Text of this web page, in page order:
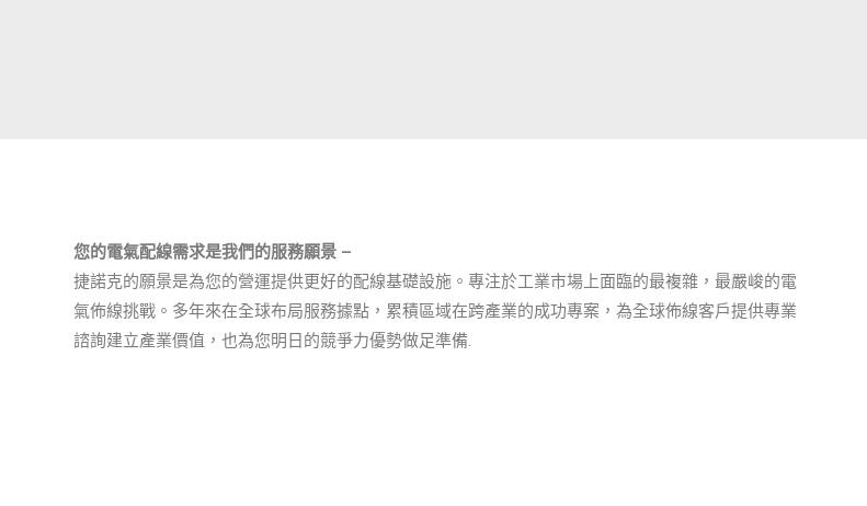
您的電氣配線需求是我們的服務願景 –
捷諾克的願景是為您的營運提供更好的配線基礎設施。專注於工業市場上面臨的最複雜，最嚴峻的電
氣佈線挑戰。多年來在全球布局服務據點，累積區域在跨產業的成功專案，為全球佈線客戶提供專業
諮詢建立產業價值，也為您明日的競爭力優勢做足準備.